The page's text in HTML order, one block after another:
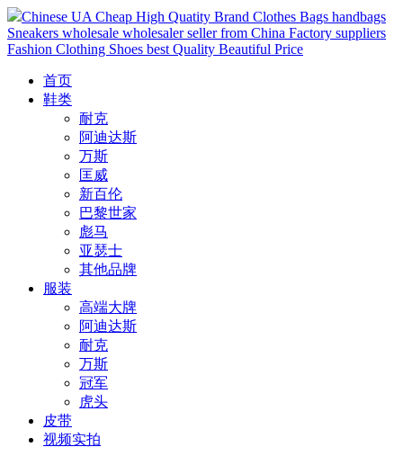
Chinese UA Cheap High Quatity Brand Clothes Bags handbags
Sneakers wholesale wholesaler seller from China Factory suppliers
Fashion Clothing Shoes best Quality Beautiful Price
首页
鞋类
耐克
阿迪达斯
万斯
匡威
新百伦
巴黎世家
彪马
亚瑟士
其他品牌
服装
高端大牌
阿迪达斯
耐克
万斯
冠军
虎头
皮带
视频实拍